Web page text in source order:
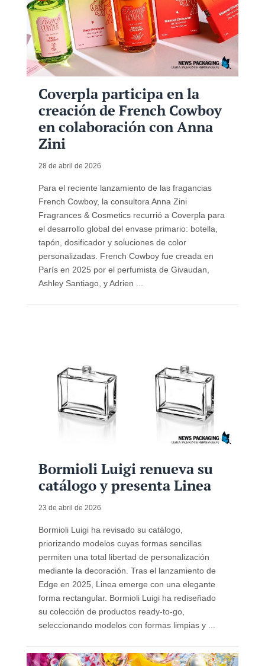
Coverpla participa en la
creación de French Cowboy
en colaboración con Anna
Zini
28 de abril de 2026
Para el reciente lanzamiento de las fragancias
French Cowboy, la consultora Anna Zini
Fragrances & Cosmetics recurrió a Coverpla para
el desarrollo global del envase primario: botella,
tapón, dosificador y soluciones de color
personalizadas. French Cowboy fue creada en
París en 2025 por el perfumista de Givaudan,
Ashley Santiago, y Adrien ...
Bormioli Luigi renueva su
catálogo y presenta Linea
23 de abril de 2026
Bormioli Luigi ha revisado su catálogo,
priorizando modelos cuyas formas sencillas
permiten una total libertad de personalización
mediante la decoración. Tras el lanzamiento de
Edge en 2025, Linea emerge con una elegante
forma rectangular. Bormioli Luigi ha rediseñado
su colección de productos ready-to-go,
seleccionando modelos con formas limpias y ...